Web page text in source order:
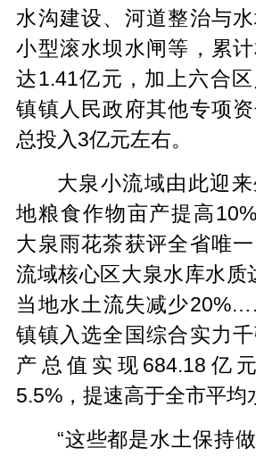
水沟建设、河道整治与
小型滚水坝水闸等，累
达1.41亿元，加上六合
镇镇人民政府其他专项
总投入3亿元左右。
大泉小流域由此迎
地粮食作物亩产提高
大泉雨花茶获评全省唯
流域核心区大泉水库水质
当地水土流失减少
镇镇入选全国综合实力
产总值实现684.18亿
5.5%，提速高于全市平均
“这些都是水土保持